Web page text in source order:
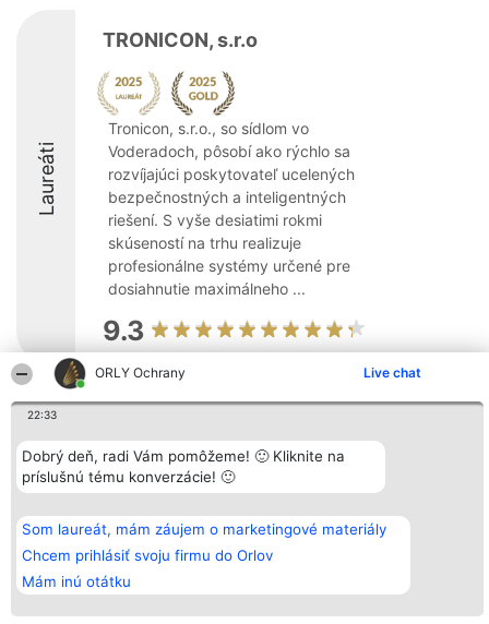
ORLY Ochrany Live chat
22:33
Dobrý deň, radi Vám pomôžeme! 🙂 Kliknite na
príslušnú tému konverzácie! 🙂
Som laureát, mám záujem o marketingové materiály
Chcem prihlásiť svoju firmu do Orlov
Mám inú otátku
Laureáti
TRONICON, s.r.o
Tronicon, s.r.o., so sídlom vo
Voderadoch, pôsobí ako rýchlo sa
rozvíjajúci poskytovateľ ucelených
bezpečnostných a inteligentných
riešení. S vyše desiatimi rokmi
skúseností na trhu realizuje
profesionálne systémy určené pre
dosiahnutie maximálneho ...
9.3
Organizátor hodnotenia
Bright Side Solutions sp. z o.
o. sp. k.
ul. Ruska 22
Wrocław 50-079
KRS 0000749100 | Regon
+48 508 492 400
Hodnotenie
Lista
wszystkich
Laureatów
Podmienky
podmienky
Zásady
ochrany
Kontakt